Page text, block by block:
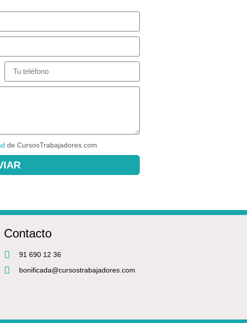
de CursosTrabajadores.com
Contacto
91 690 12 36
bonificada@cursostrabajadores.com